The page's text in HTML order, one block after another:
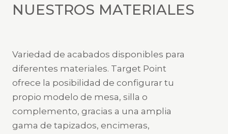
NUESTROS MATERIALES
Variedad de acabados disponibles para
diferentes materiales. Target Point
ofrece la posibilidad de configurar tu
propio modelo de mesa, silla o
complemento, gracias a una amplia
gama de tapizados, encimeras,